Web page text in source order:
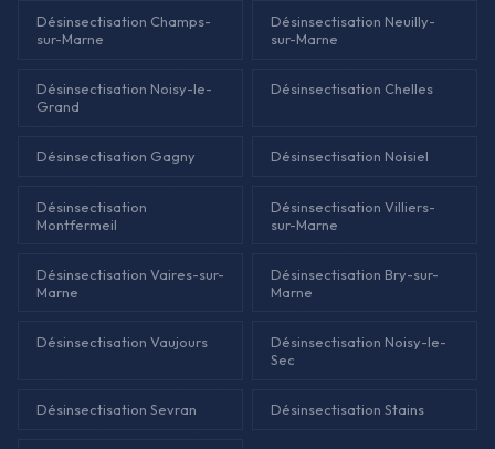
Désinsectisation Champs-
sur-Marne
Désinsectisation Neuilly-
sur-Marne
Désinsectisation Noisy-le-
Grand
Désinsectisation Chelles
Désinsectisation Gagny Désinsectisation Noisiel
Désinsectisation
Montfermeil
Désinsectisation Villiers-
sur-Marne
Désinsectisation Vaires-sur-
Marne
Désinsectisation Bry-sur-
Marne
Désinsectisation Vaujours
Désinsectisation Noisy-le-
Sec
Désinsectisation Sevran Désinsectisation Stains